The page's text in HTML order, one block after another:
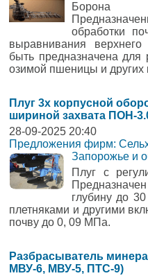
Борона
обработки
выравнивания
быть предназначена для
озимой пшеницы и других
Плуг 3х корпусной
шириной захвата ПОН-
28-09-2025 20:40
Предложения фирм:
Запорожье и
Плуг с
глубину до
плетняками и другими
почву до 0, 09 МПа.
Разбрасыватель
МВУ-6, МВУ-5, ПТС-9)